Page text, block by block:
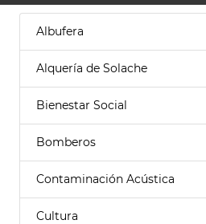
Albufera
Alquería de Solache
Bienestar Social
Bomberos
Contaminación Acústica
Cultura